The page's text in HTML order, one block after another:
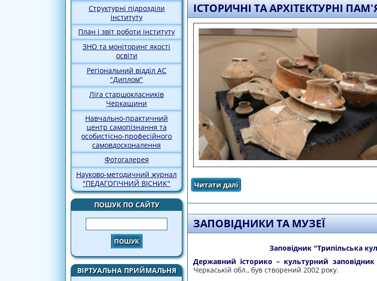
Структурні підрозділи
інституту
План і звіт роботи інституту
ЗНО та моніторинг якості
освіти
Регіональний відділ АС
"Диплом"
Ліга старшокласників
Черкащини
Навчально-практичний
центр самопізнання та
особистісно-професійного
самовдосконалення
Фотогалерея
Науково-методичний журнал
"ПЕДАГОГІЧНИЙ ВІСНИК"
ПОШУК ПО САЙТУ
Пошук
ВІРТУАЛЬНА ПРИЙМАЛЬНЯ
ІСТОРИЧНІ ТА АРХІТЕКТУРНІ
Читати даліпро Історичні та архітектурні пам'ятки
ЗАПОВІДНИКИ ТА МУЗЕЇ
Заповідник "Трипільська
Державний історико – культурний заповідник
Черкаській обл., був створений 2002 року.